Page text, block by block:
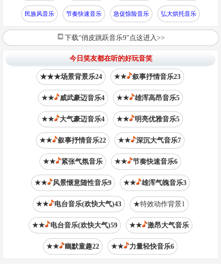
民族风音乐 节奏快速音乐 急促惊险音乐 弘大烘托音乐
下载“俏皮跳跃音乐9”点这进入>>
今日笑友都在听的好玩音笑
★★★场景背景乐24 ★★ 叙事抒情音乐23
★★ 威武豪迈音乐4 ★★ 雄浑高昂音乐5
★★ 大气豪迈音乐4 ★★ 明亮优雅音乐5
★★ 叙事抒情音乐22 ★★ 深沉大气音乐7
★★ 紧张气氛音乐 ★★ 节奏快速音乐6
★★ 风景惬意随性音乐9 ★★ 雄浑气魄音乐3
★★ 电台音乐(欢快大气)43 ★特效动作背景1
★★ 电台音乐(欢快大气)59 ★★ 激昂大气音乐
★★ 幽默童趣22 ★★ 力量轻快音乐6